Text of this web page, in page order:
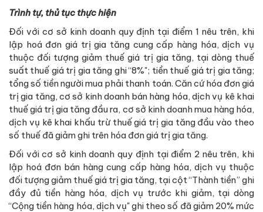
Trình tự, thủ tục thực hiện
Đối với cơ sở kinh doanh quy định tại điểm 1 nêu trên, khi
lập hoá đơn giá trị gia tăng cung cấp hàng hóa, dịch vụ
thuộc đối tượng giảm thuế giá trị gia tăng, tại dòng thuế
suất thuế giá trị gia tăng ghi “8%"; tiền thuế giá trị gia tăng;
tổng số tiền người mua phải thanh toán. Căn cứ hóa đơn giá
trị gia tăng, cơ sở kinh doanh bán hàng hóa, dịch vụ kê khai
thuế giá trị gia tăng đầu ra, cơ sở kinh doanh mua hàng hóa,
dịch vụ kê khai khấu trừ thuế giá trị gia tăng đầu vào theo
số thuế đã giảm ghi trên hóa đơn giá trị gia tăng.
Đối với cơ sở kinh doanh quy định tại điểm 2 nêu trên, khi
lập hoá đơn bán hàng cung cấp hàng hóa, dịch vụ thuộc
đối tượng giảm thuế giá trị gia tăng, tại cột “Thành tiền” ghi
đầy đủ tiền hàng hóa, dịch vụ trước khi giảm, tại dòng
“Cộng tiền hàng hóa, dịch vụ" ghi theo số đã giảm 20% mức